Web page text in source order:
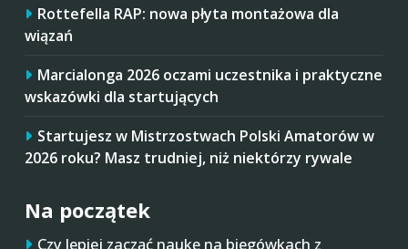
Rottefella RAP: nowa płyta montażowa dla
wiązań
Marcialonga 2026 oczami uczestnika i praktyczne
wskazówki dla startujących
Startujesz w Mistrzostwach Polski Amatorów w
2026 roku? Masz trudniej, niż niektórzy rywale
Na początek
Czy lepiej zacząć naukę na biegówkach z